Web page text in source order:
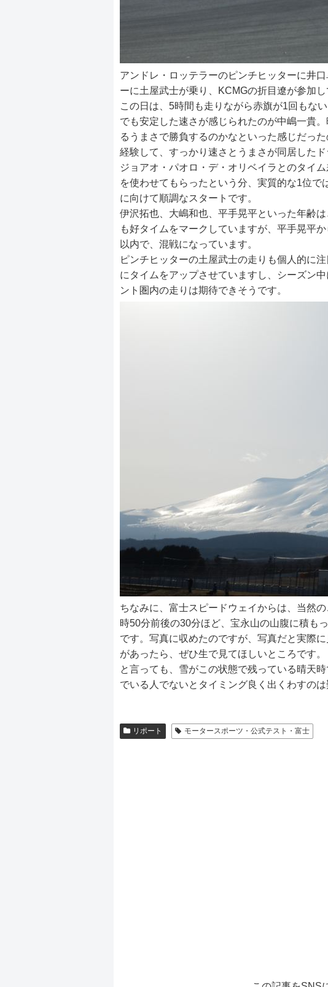
アンドレ・ロッテラーのピンチヒッターに井
ーに土屋武士が乗り、KCMGの折目遼が参加し
この日は、5時間も走りながら赤旗が1回もな
でも安定した速さが感じられたのが中嶋一貴
るうまさで勝負するのかなといった感じだっ
経験して、すっかり速さとうまさが同居したド
ジョアオ・パオロ・デ・オリベイラとのタイ
を使わせてもらったという分、実質的な1位
に向けて順調なスタートです。
伊沢拓也、大嶋和也、平手晃平といった年齢
も好タイムをマークしていますが、平手晃平
以内で、混戦になっています。
ピンチヒッターの土屋武士の走りも個人的に
にタイムをアップさせていますし、シーズン
ント圏内の走りは期待できそうです。
ちなみに、富士スピードウェイからは、当然
時50分前後の30分ほど、宝永山の山腹に積も
です。写真に収めたのですが、写真だと実際
があったら、ぜひ生で見てほしいところです。
と言っても、雪がこの状態で残っている晴天
でいる人でないとタイミング良く出くわすのは
リポート モータースポーツ・公式テスト・富士